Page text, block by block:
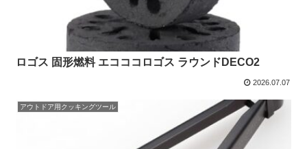
ロゴス 固形燃料 エコココロゴス ラウンドDECO2
2026.07.07
アウトドア用クッキングツール